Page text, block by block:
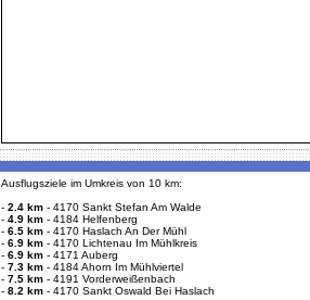
Ausflugsziele im Umkreis von 10 km:
- 2.4 km - 4170 Sankt Stefan Am Walde
- 4.9 km - 4184 Helfenberg
- 6.5 km - 4170 Haslach An Der Mühl
- 6.9 km - 4170 Lichtenau Im Mühlkreis
- 6.9 km - 4171 Auberg
- 7.3 km - 4184 Ahorn Im Mühlviertel
- 7.5 km - 4191 Vorderweißenbach
- 8.2 km - 4170 Sankt Oswald Bei Haslach